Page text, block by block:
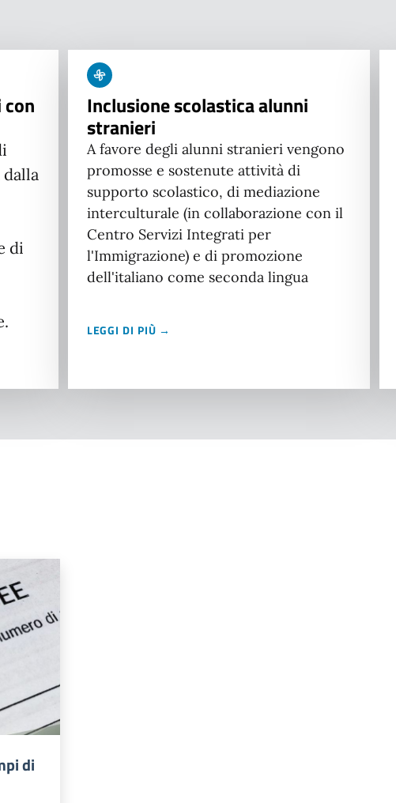
di
Inclusione scolastica alunni
stranieri
A favore degli alunni stranieri vengono
promosse e sostenute attività di
supporto scolastico, di mediazione
interculturale (in collaborazione con il
Centro Servizi Integrati per
l'Immigrazione) e di promozione
dell'italiano come seconda lingua
LEGGI DI PIÙ →
di